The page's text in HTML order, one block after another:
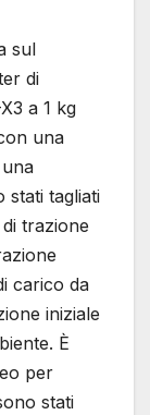
sul
di
a 1 kg
una
stati tagliati
trazione
carico da
iniziale
È
per
stati